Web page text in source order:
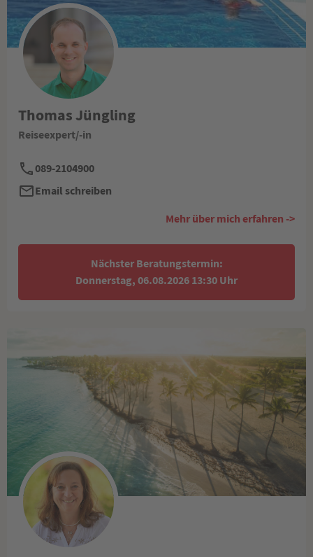
Thomas Jüngling
Reiseexpert/-in
089-2104900
Email schreiben
Mehr über mich erfahren ->
Nächster Beratungstermin:
Donnerstag, 06.08.2026 13:30 Uhr